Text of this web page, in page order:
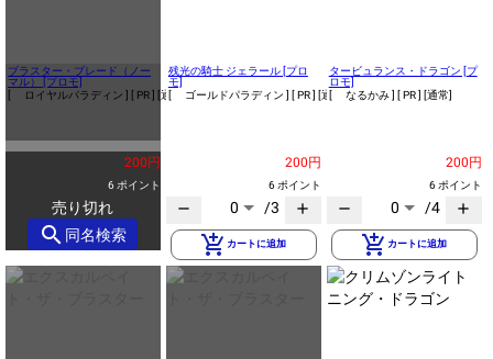
ブラスター・ブレード（ノー
マル） [プロモ]
[ ロイヤルパラディン ] [ PR ] [通常]
200円
6 ポイント
売り切れ
search 同名検索
残光の騎士 ジェラール [プロ
モ]
[ ゴールドパラディン ] [ PR ] [通常]
200円
6 ポイント
remove 0 /3 add
add_shopping_cart カートに追加
タービュランス・ドラゴン [プ
ロモ]
[ なるかみ ] [ PR ] [通常]
200円
6 ポイント
remove 0 /4 add
add_shopping_cart カートに追加